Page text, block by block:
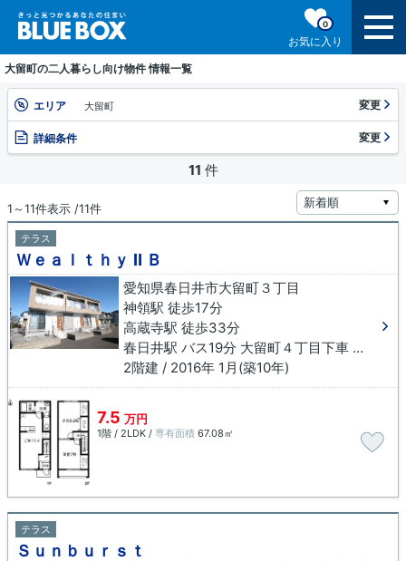
お気に入り
0
大留町の二人暮らし向け物件 情報一覧
エリア 大留町 変更
詳細条件 変更
11 件
1～11件表示 /11件
テラス
Ｗｅａｌｔｈｙ Ⅱ Ｂ
愛知県春日井市大留町３丁目
神領駅 徒歩17分
高蔵寺駅 徒歩33分
春日井駅 バス19分 大留町４丁目下車 徒歩4分
2階建 / 2016年 1月(築10年)
7.5 万円
1階 / 2LDK / 専有面積 67.08㎡
テラス
Ｓｕｎｂｕｒｓｔ